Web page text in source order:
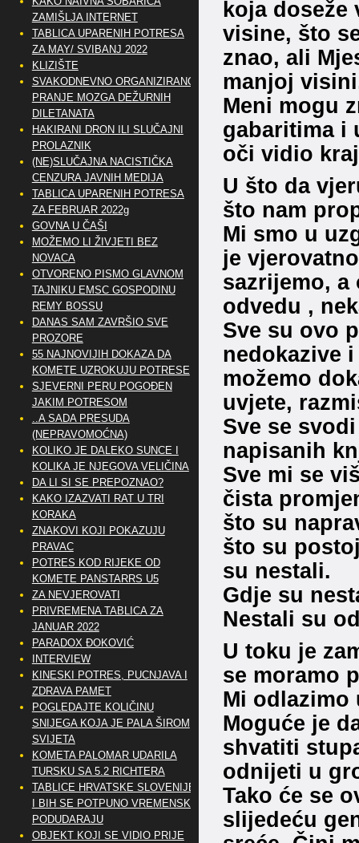
koja doseže
visine, što
znao, ali
manjoj
Meni mogu
gabaritima i
oči vidio
U što da
što nam
Mi smo u
je
sazrijemo, a
odvedu ,
Sve su ovo
nedokazive
možemo
uvjete,
Sve se
napisanih
Sve mi se
čista
što su
što su
su nestali.
Gdje su
Nestali su
U toku je
se moramo
Mi odlazimo
Moguće je
shvatiti
odnijeti u
Tako će se
slijedeću
ZAMIŠLJA INTERNET
TABLICA UPARENIH POTRESA
ZA MAY/ SVIBANJ 2022
KLIZIŠTE
SVAKODNEVNO ORGANIZIRANO
PRANJE MOZGA DEŽURNIH
DILETANATA
HAKIRANI DRON ILI SLUČAJNI
PROLAZNIK
(NE)SLUČAJNA NACISTIČKA
CENZURA JAVNIH MEDIJA
TABLICA UPARENIH POTRESA
ZA FEBRUAR 2022g
GOVNA U ČAŠI
MOŽEMO LI ŽIVJETI BEZ
NOVACA
OTVORENO PISMO GLAVNOM
TAJNIKU EMSC GOSPODINU
REMY BOSSU
DANAS SAM ZAVRŠIO SVE
PROZORE
55 NAJNOVIJIH DOKAZA DA
KOMETE UZROKUJU POTRESE
SJEVERNI PERU POGOĐEN
JAKIM POTRESOM
..A SADA PRESUDA
(NEPRAVOMOĆNA)
KOLIKO JE DALEKO SUNCE I
KOLIKA JE NJEGOVA VELIČINA
DA LI SI SE PREPOZNAO?
KAKO IZAZVATI RAT U TRI
KORAKA
ZNAKOVI KOJI POKAZUJU
PRAVAC
POTRES KOD RIJEKE OD
KOMETE PANSTARRS U5
ZA NEVJEROVATI
PRIVREMENA TABLICA ZA
JANUAR 2022
PARADOX ĐOKOVIĆ
INTERVIEW
KINESKI POTRES, PUCNJAVA I
ZDRAVA PAMET
POGLEDAJTE KOLIČINU
SNIJEGA KOJA JE PALA ŠIROM
SVIJETA
KOMETA PALOMAR UDARILA
TURSKU SA 5.2 RICHTERA
TABLICE HRVATSKE SLOVENIJE
I BIH SE POTPUNO VREMENSKI
PODUDARAJU
OBJEKT KOJI SE VIDIO PRIJE